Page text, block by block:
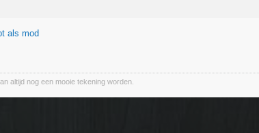
als mod
altijd nog een mooie tekening worden.